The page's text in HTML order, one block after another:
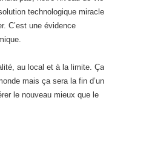
technologique miracle
C’est une évidence
au local et à la limite. Ça
mais ça sera la fin d’un
le nouveau mieux que le